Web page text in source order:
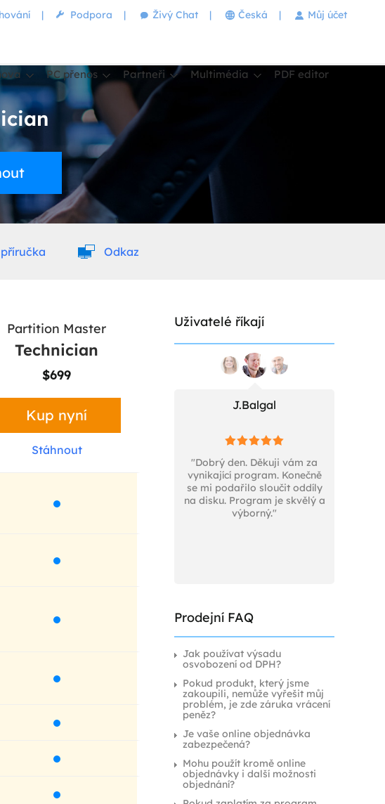
| Podpora | Živý Chat | Česká | Můj účet
PC přenos Partneři Multimédia PDF editor
Odkaz
Partition Master
Technician
$699
Kup nyní
Stáhnout
Uživatelé říkají
za
bezplatnou verzi softwaru a
XP programu. Byl tak
J.Balgal
"Dobrý den. Děkuji vám za
vynikající program. Konečně
se mi podařilo sloučit oddíly
na disku. Program je skvělý a
výborný."
Prodejní FAQ
Jak používat výsadu
osvobození od DPH?
Pokud produkt, který jsme
zakoupili, nemůže vyřešit můj
problém, je zde záruka vrácení
peněz?
Je vaše online objednávka
zabezpečená?
Mohu použít kromě online
objednávky i další možnosti
objednání?